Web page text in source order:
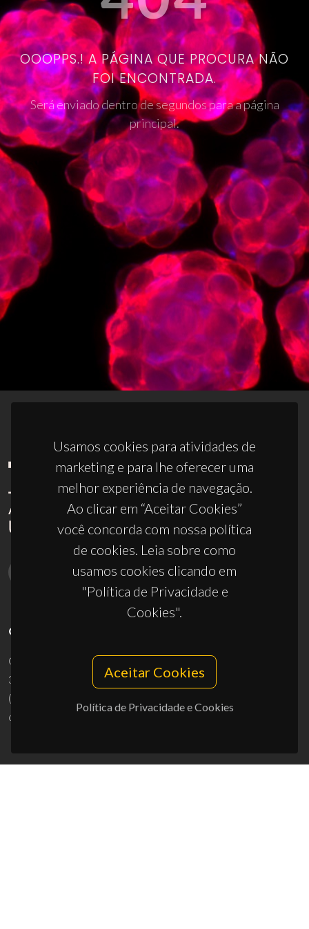
OOOPPS.! A PÁGINA QUE PROCURA NÃO
FOI ENCONTRADA.
Será enviado dentro de segundos para a página
principal.
Usamos cookies para atividades de
marketing e para lhe oferecer uma
melhor experiência de navegação.
Ao clicar em “Aceitar Cookies”
você concorda com nossa política
de cookies. Leia sobre como
usamos cookies clicando em
"Política de Privacidade e
Cookies".
Aceitar Cookies
Política de Privacidade e Cookies
CONTACTOS
Campus Universitário de Santiago
3810-193 Aveiro - Portugal
(+351) 234 370 200
ciceco@ua.pt